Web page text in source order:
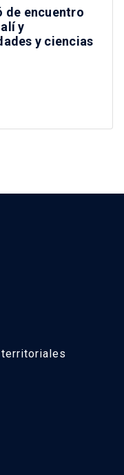
de encuentro
y
y ciencias